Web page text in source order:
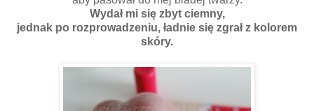
Wydał mi się zbyt ciemny,
jednak po rozprowadzeniu, ładnie się zgrał z kolorem
skóry.